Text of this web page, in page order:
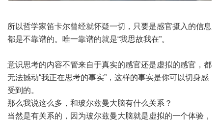
所以哲学家笛卡尔曾经就怀疑一切，只要是感官摄入的信息
都是不靠谱的。唯一靠谱的就是“我思故我在”。
意识思考的内容不管来自于真实的感官还是虚拟的感官，都
无法撼动“我正在思考的事实”，这样的事实是你可以切身感
受到的。
那么我说这么多，和玻尔兹曼大脑有什么关系？
当然是有关系的，因为玻尔兹曼大脑就是虚拟的一个体验，